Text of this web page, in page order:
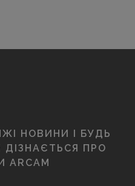
НОВИНИ І БУДЬ
ПРО
ARCAM